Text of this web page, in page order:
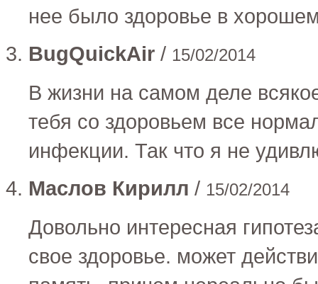
нее было здоровье в
BugQuickAir / 15/02/2014
В жизни на самом деле
тебя со здоровьем все
инфекции. Так что я не
Маслов Кирилл / 15/02/2014
Довольно интересная
свое здоровье. может